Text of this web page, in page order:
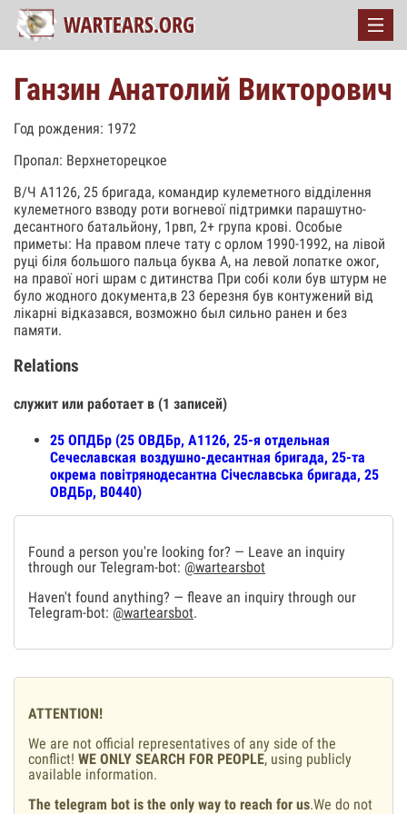
Ганзин Анатолий Викторович
Год рождения: 1972
Пропал: Верхнеторецкое
В/Ч А1126, 25 бригада, командир кулеметного відділення
кулеметного взводу роти вогневої підтримки парашутно-
десантного батальйону, 1рвп, 2+ група крові. Особые
приметы: На правом плече тату с орлом 1990-1992, на лівой
руці біля большого пальца буква А, на левой лопатке ожог,
на правої ногі шрам с дитинства При собі коли був штурм не
було жодного документа,в 23 березня був контужений від
лікарні відказався, возможно был сильно ранен и без
памяти.
Relations
служит или работает в (1 записей)
25 ОПДБр (25 ОВДБр, А1126, 25-я отдельная
Сечеславская воздушно-десантная бригада, 25-та
окрема повітрянодесантна Січеславська бригада, 25
ОВДБр, В0440)
Found a person you're looking for? — Leave an inquiry
through our Telegram-bot: @wartearsbot
Haven't found anything? — fleave an inquiry through our
Telegram-bot: @wartearsbot.
ATTENTION!
We are not official representatives of any side of the
conflict! WE ONLY SEARCH FOR PEOPLE, using publicly
available information.
The telegram bot is the only way to reach for us.We do not